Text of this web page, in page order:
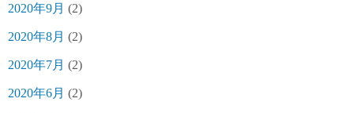
2020年9月 (2)
2020年8月 (2)
2020年7月 (2)
2020年6月 (2)